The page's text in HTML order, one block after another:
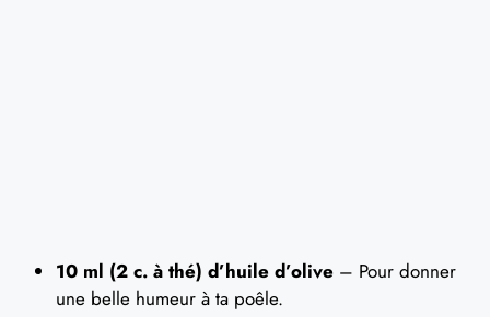
10 ml (2 c. à thé) d’huile d’olive – Pour donner
une belle humeur à ta poêle.